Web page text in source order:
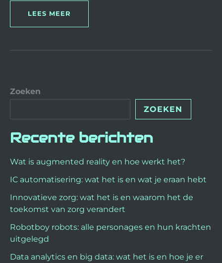
LEES MEER
Zoeken
ZOEKEN
Recente berichten
Wat is augmented reality en hoe werkt het?
IC automatisering: wat het is en wat je eraan hebt
Innovatieve zorg: wat het is en waarom het de
toekomst van zorg verandert
Robotboy robots: alle personages en hun krachten
uitgelegd
Data analytics en big data: wat het is en hoe je er